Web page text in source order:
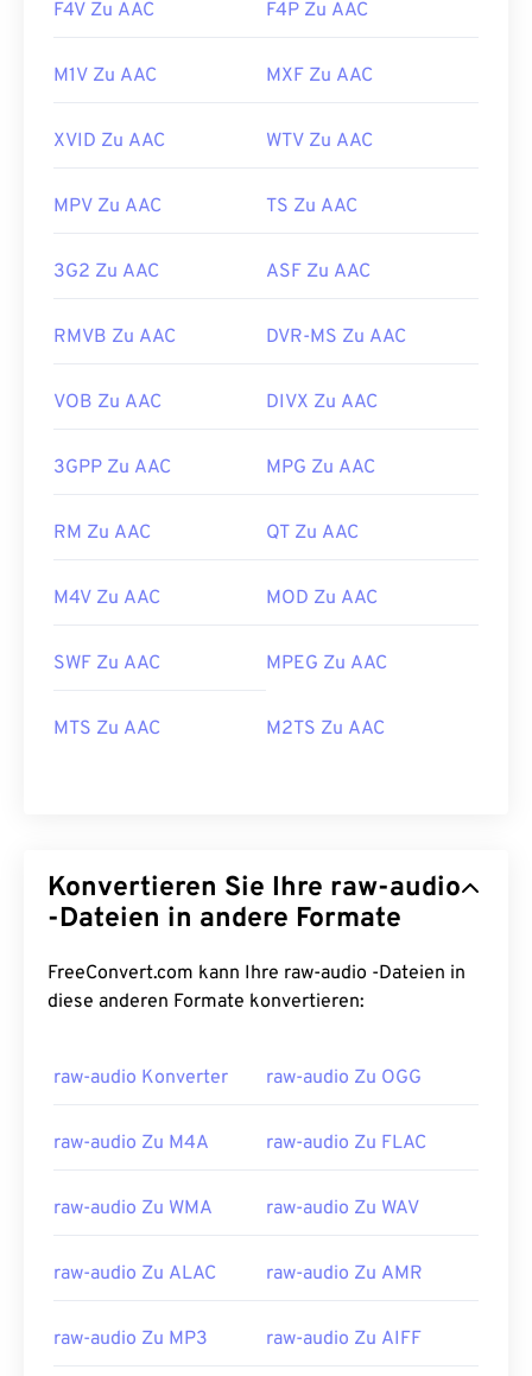
F4V Zu AAC F4P Zu AAC
M1V Zu AAC MXF Zu AAC
XVID Zu AAC WTV Zu AAC
MPV Zu AAC TS Zu AAC
3G2 Zu AAC ASF Zu AAC
RMVB Zu AAC DVR-MS Zu AAC
VOB Zu AAC DIVX Zu AAC
3GPP Zu AAC MPG Zu AAC
RM Zu AAC QT Zu AAC
M4V Zu AAC MOD Zu AAC
SWF Zu AAC MPEG Zu AAC
MTS Zu AAC M2TS Zu AAC
Konvertieren Sie Ihre raw-audio
-Dateien in andere Formate
FreeConvert.com kann Ihre raw-audio -Dateien in
diese anderen Formate konvertieren:
raw-audio Konverter raw-audio Zu OGG
raw-audio Zu M4A raw-audio Zu FLAC
raw-audio Zu WMA raw-audio Zu WAV
raw-audio Zu ALAC raw-audio Zu AMR
raw-audio Zu MP3 raw-audio Zu AIFF